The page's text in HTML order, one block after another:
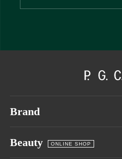
Brand
Beauty ONLINE SHOP